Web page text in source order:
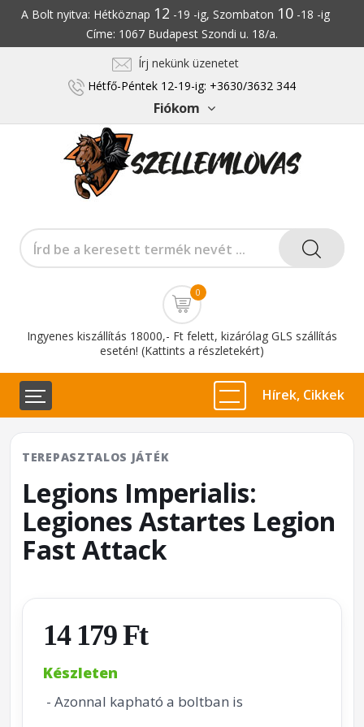
A Bolt nyitva: Hétköznap 12 -19 -ig, Szombaton 10-18 -ig
Címe: 1067 Budapest Szondi u. 18/a.
Írj nekünk üzenetet
Hétfő-Péntek 12-19-ig: +3630/3632 344
Fiókom
0
Ingyenes kiszállítás 18000,- Ft felett, kizárólag GLS szállítás
esetén! (Kattints a részletekért)
Hírek, Cikkek
TEREPASZTALOS JÁTÉK
Legions Imperialis:
Legiones Astartes Legion
Fast Attack
14 179 Ft
Készleten
- Azonnal kapható a boltban is